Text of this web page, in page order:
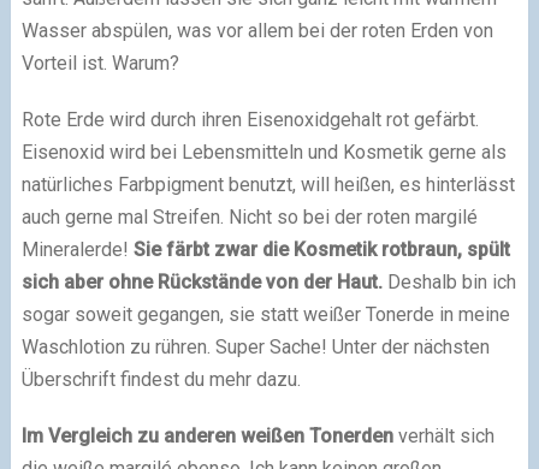
Wasser abspülen, was vor allem bei der roten Erden von
Vorteil ist. Warum?
Rote Erde wird durch ihren Eisenoxidgehalt rot gefärbt.
Eisenoxid wird bei Lebensmitteln und Kosmetik gerne als
natürliches Farbpigment benutzt, will heißen, es hinterlässt
auch gerne mal Streifen. Nicht so bei der roten margilé
Mineralerde! Sie färbt zwar die Kosmetik rotbraun, spült
sich aber ohne Rückstände von der Haut.Deshalb bin ich
sogar soweit gegangen, sie statt weißer Tonerde in meine
Waschlotion zu rühren. Super Sache! Unter der nächsten
Überschrift findest du mehr dazu.
Im Vergleich zu anderen weißen Tonerdenverhält sich